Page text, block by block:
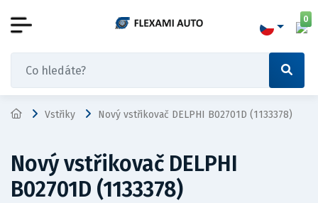
0
Vstřiky Nový vstřikovač DELPHI B02701D (1133378)
Nový vstřikovač DELPHI
B02701D (1133378)